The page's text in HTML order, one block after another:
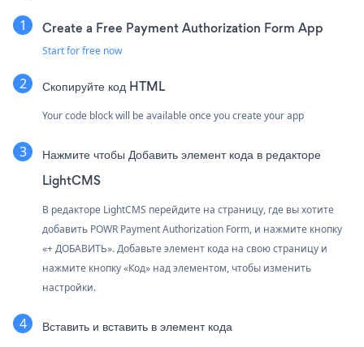
Create a Free Payment Authorization Form App
Start for free now
Скопируйте код HTML
Your code block will be available once you create your app
Нажмите чтобы Добавить элемент кода в редакторе
LightCMS
В редакторе LightCMS перейдите на страницу, где вы хотите
добавить POWR Payment Authorization Form, и нажмите кнопку
«+ ДОБАВИТЬ». Добавьте элемент кода на свою страницу и
нажмите кнопку «Код» над элементом, чтобы изменить
настройки.
Вставить и вставить в элемент кода